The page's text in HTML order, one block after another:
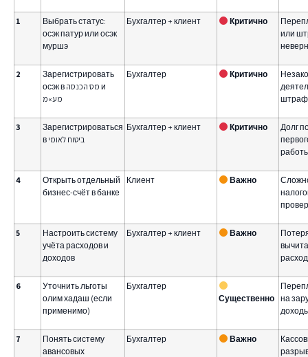
1
Выбрать статус:
осэк патур или осэк
муршэ
Бухгалтер + клиент Критично
или
2
Зарегистрировать
осэк в מס הכנסה и
מע»מ
Бухгалтер Критично
3
Зарегистрироваться
в ביטוח לאומי
Бухгалтер + клиент Критично
Долг
4
Открыть отдельный
бизнес-счёт в банке
Клиент Важно
5
Настроить систему
учёта расходов и
доходов
Бухгалтер + клиент Важно
6
Уточнить льготы
олим хадаш (если
применимо)
Бухгалтер
Существенно на
7
Понять систему
авансовых
Бухгалтер Важно